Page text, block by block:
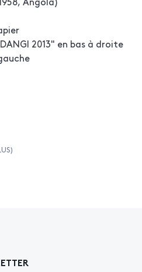
2013" en bas à droite